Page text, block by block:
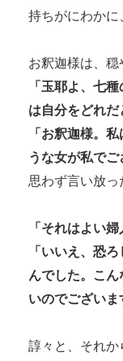
持ちがにわかに
お釈迦様は、穏
「玉耶よ、七
は自分をどれだ
「お釈迦様。
うな女が私でご
思わず言い放っ
「それはよい婦
「いいえ、恐
んでした。こ
いのでございま
諄々と、それか